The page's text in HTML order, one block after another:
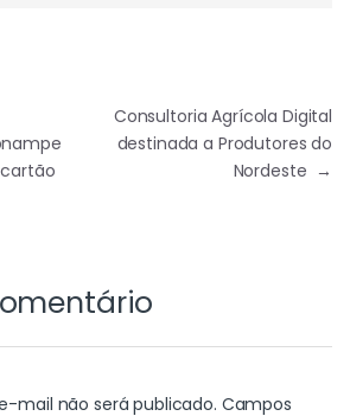
Consultoria Agrícola Digital
destinada a Produtores do
Nordeste →
mail não será publicado. Campos